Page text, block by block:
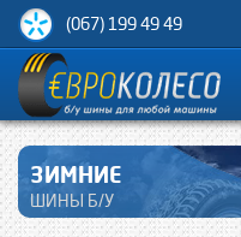
(067) 199 49 49
ЗИМНИЕ
ШИНЫ Б/У